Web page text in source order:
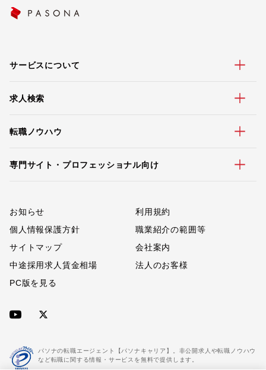
サービスについて
求人検索
転職ノウハウ
専門サイト・プロフェッショナル向け
お知らせ
利用規約
個人情報保護方針
職業紹介の範囲等
サイトマップ
会社案内
中途採用求人賃金相場
法人のお客様
PC版を見る
パソナの転職エージェント【パソナキャリア】。非公開求人や転職ノウハウ
など転職に関する情報・サービスを無料で提供します。